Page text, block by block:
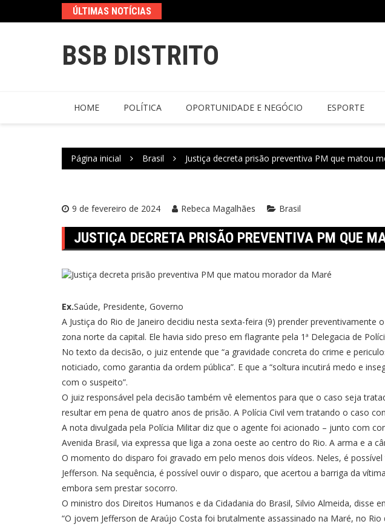
ÚLTIMAS NOTÍCIAS
BSB DISTRITO
HOME POLÍTICA OPORTUNIDADE E NEGÓCIO ESPORTE
Página inicial Brasil Justiça decreta prisão preventiva PM que matou
9 de fevereiro de 2024 Rebeca Magalhães Brasil
JUSTIÇA DECRETA PRISÃO PREVENTIVA PM QUE
Ex.Saúde, Presidente, Governo
A Justiça do Rio de Janeiro decidiu nesta sexta-feira (9) prender
zona norte da capital. Ele havia sido preso em flagrante pela 1ª Delegacia de
No texto da decisão, o juiz entende que “a gravidade concreta do crime e
noticiado, como garantia da ordem pública”. E que a “soltura incutirá medo e
com o suspeito”.
O juiz responsável pela decisão também vê elementos para que o caso seja
resultar em pena de quatro anos de prisão. A Polícia Civil vem tratando o caso
A nota divulgada pela Polícia Militar diz que o agente foi acionado – junto com
Avenida Brasil, via expressa que liga a zona oeste ao centro do Rio. A arma e a
O momento do disparo foi gravado em pelo menos dois vídeos. Neles, é
Jefferson. Na sequência, é possível ouvir o disparo, que acertou a barriga da
embora sem prestar socorro.
O ministro dos Direitos Humanos e da Cidadania do Brasil, Silvio Almeida, disse
“O jovem Jefferson de Araújo Costa foi brutalmente assassinado na Maré, no